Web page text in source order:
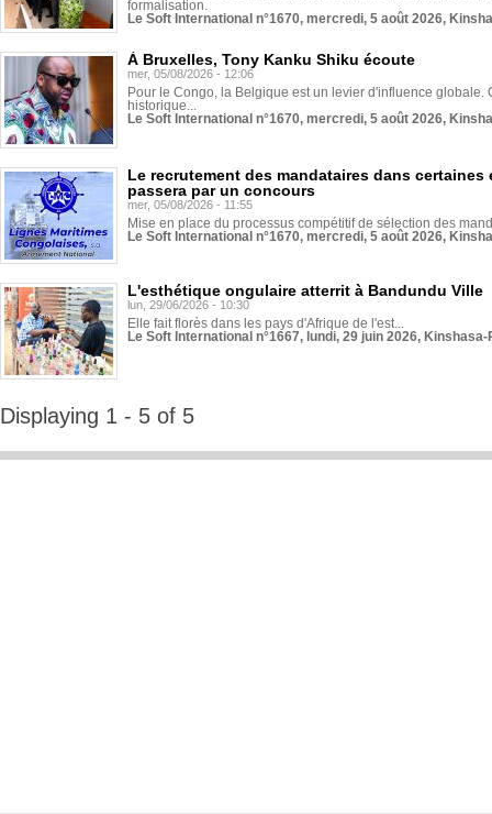
formalisation.
Le Soft International n°1670, mercredi, 5 août 2026,
À Bruxelles, Tony Kanku Shiku écoute
mer, 05/08/2026 - 12:06
Pour le Congo, la Belgique est un levier d'influence globale.
historique...
Le Soft International n°1670, mercredi, 5 août 2026,
Le recrutement des mandataires dans
passera par un concours
mer, 05/08/2026 - 11:55
Mise en place du processus compétitif de sélection des
Le Soft International n°1670, mercredi, 5 août 2026,
L'esthétique ongulaire atterrit à Bandundu Ville
lun, 29/06/2026 - 10:30
Elle fait florès dans les pays d'Afrique de l'est...
Le Soft International n°1667, lundi, 29 juin 2026,
Displaying 1 - 5 of 5